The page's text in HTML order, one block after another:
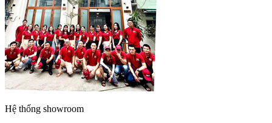
Hệ thống showroom